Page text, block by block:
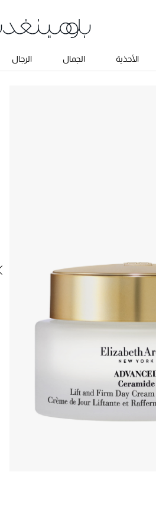
الأحذية الجمال الرجال